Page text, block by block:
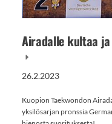
Airadalle kultaa
26.2.2023
Kuopion Taekwondon
yksilösarjan pronssia